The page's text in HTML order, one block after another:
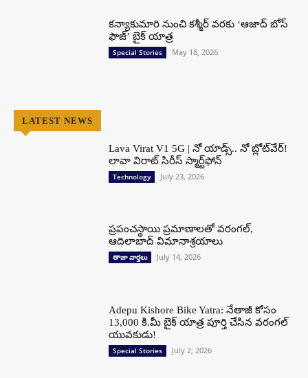
కన్యాకుమారి నుంచి కశ్మీర్ వరకు ‘ఆజాద్ బోస్
ఫౌజ్’ బైక్ యాత్ర
Special Stories May 18, 2026
LATEST NEWS
Lava Virat V1 5G | నో యాడ్స్.. నో బ్లోట్‌వేర్!
లావా విరాట్ సిరీస్ స్మార్ట్‌ఫోన్​
Technology July 23, 2026
ప్రపంచస్థాయి ప్రమాణాలతో వరంగల్,
ఆదిలాబాద్ విమానాశ్రయాలు
తాజా వార్తలు July 14, 2026
Adepu Kishore Bike Yatra: నేతాజీ కోసం
13,000 కి.మీ బైక్ యాత్ర పూర్తి చేసిన వరంగల్
యువకుడు!
Special Stories July 2, 2026